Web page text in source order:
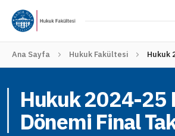
Ana Sayfa Hukuk Fakültesi Hukuk
Hukuk 2024-25
Dönemi Final